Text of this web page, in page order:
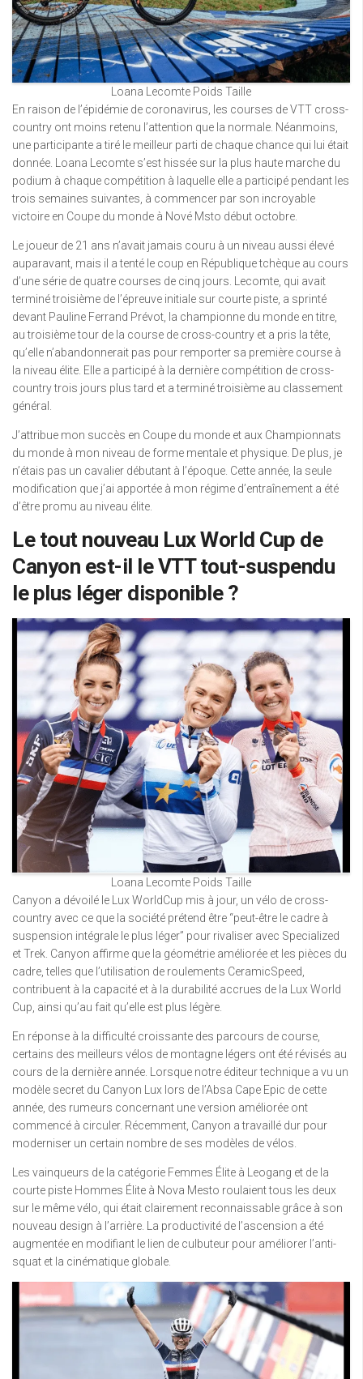
Loana Lecomte Poids Taille
En raison de l’épidémie de coronavirus, les courses de VTT cross-
country ont moins retenu l’attention que la normale. Néanmoins,
une participante a tiré le meilleur parti de chaque chance qui lui était
donnée. Loana Lecomte s’est hissée sur la plus haute marche du
podium à chaque compétition à laquelle elle a participé pendant les
trois semaines suivantes, à commencer par son incroyable
victoire en Coupe du monde à Nové Msto début octobre.
Le joueur de 21 ans n’avait jamais couru à un niveau aussi élevé
auparavant, mais il a tenté le coup en République tchèque au cours
d’une série de quatre courses de cinq jours. Lecomte, qui avait
terminé troisième de l’épreuve initiale sur courte piste, a sprinté
devant Pauline Ferrand Prévot, la championne du monde en titre,
au troisième tour de la course de cross-country et a pris la tête,
qu’elle n’abandonnerait pas pour remporter sa première course à
la niveau élite. Elle a participé à la dernière compétition de cross-
country trois jours plus tard et a terminé troisième au classement
général.
J’attribue mon succès en Coupe du monde et aux Championnats
du monde à mon niveau de forme mentale et physique. De plus, je
n’étais pas un cavalier débutant à l’époque. Cette année, la seule
modification que j’ai apportée à mon régime d’entraînement a été
d’être promu au niveau élite.
Le tout nouveau Lux World Cup de
Canyon est-il le VTT tout-suspendu
le plus léger disponible ?
Loana Lecomte Poids Taille
Canyon a dévoilé le Lux WorldCup mis à jour, un vélo de cross-
country avec ce que la société prétend être “peut-être le cadre à
suspension intégrale le plus léger” pour rivaliser avec Specialized
et Trek. Canyon affirme que la géométrie améliorée et les pièces du
cadre, telles que l’utilisation de roulements CeramicSpeed,
contribuent à la capacité et à la durabilité accrues de la Lux World
Cup, ainsi qu’au fait qu’elle est plus légère.
En réponse à la difficulté croissante des parcours de course,
certains des meilleurs vélos de montagne légers ont été révisés au
cours de la dernière année. Lorsque notre éditeur technique a vu un
modèle secret du Canyon Lux lors de l’Absa Cape Epic de cette
année, des rumeurs concernant une version améliorée ont
commencé à circuler. Récemment, Canyon a travaillé dur pour
moderniser un certain nombre de ses modèles de vélos.
Les vainqueurs de la catégorie Femmes Élite à Leogang et de la
courte piste Hommes Élite à Nova Mesto roulaient tous les deux
sur le même vélo, qui était clairement reconnaissable grâce à son
nouveau design à l’arrière. La productivité de l’ascension a été
augmentée en modifiant le lien de culbuteur pour améliorer l’anti-
squat et la cinématique globale.